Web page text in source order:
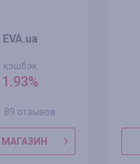
EVA.ua
кэшбэк
1.93%
89 отзывов
МАГАЗИН